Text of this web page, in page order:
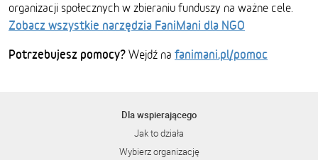
organizacji społecznych w zbieraniu funduszy na ważne cele.
Zobacz wszystkie narzędzia FaniMani dla NGO
Potrzebujesz pomocy? Wejdź na fanimani.pl/pomoc
Dla wspierającego
Jak to działa
Wybierz organizację